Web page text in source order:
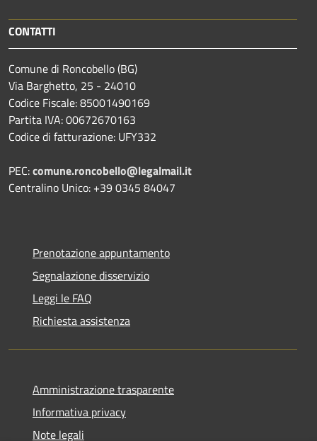
CONTATTI
Comune di Roncobello (BG)
Via Barghetto, 25 - 24010
Codice Fiscale: 85001490169
Partita IVA: 00672670163
Codice di fatturazione: UFY332
PEC:comune.roncobello@legalmail.it
Centralino Unico: +39 0345 84047
Prenotazione appuntamento
Segnalazione disservizio
Leggi le FAQ
Richiesta assistenza
Amministrazione trasparente
Informativa privacy
Note legali